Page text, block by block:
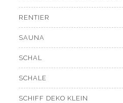
RENTIER
SAUNA
SCHAL
SCHALE
SCHIFF DEKO KLEIN